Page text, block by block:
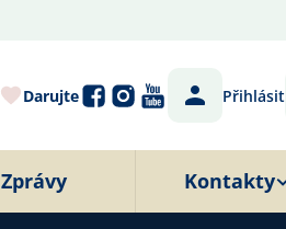
Darujte Přihlásit
Zprávy Kontakty